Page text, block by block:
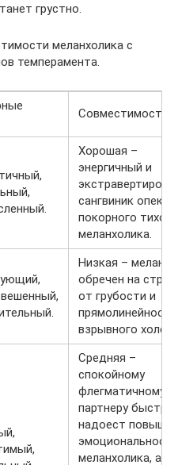
грустно.
меланхолика с
темперамента.
Совместимость
Хорошая –
энергичный и
сангвиник
покорного
меланхолика.
Низкая –
обречен на
от грубости и
прямолинейности
взрывного
Средняя –
спокойному
флегматичному
партнеру быстро
надоест
эмоциональность
меланхолика, а